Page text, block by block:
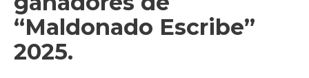
“Maldonado Escribe”
2025.